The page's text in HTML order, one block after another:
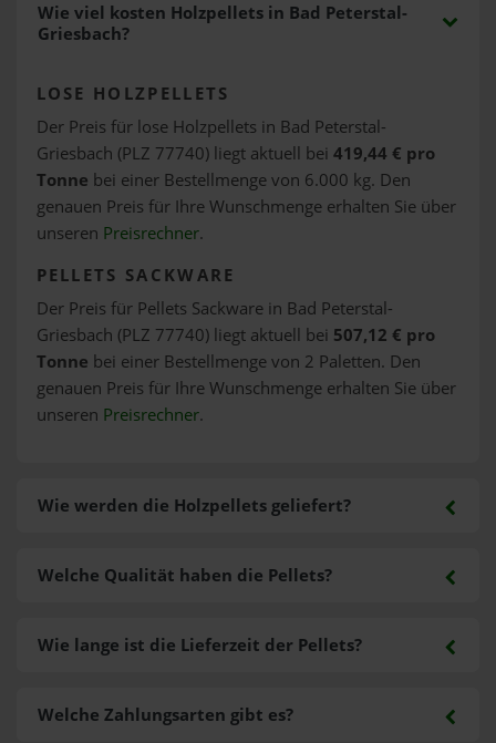
Wie viel kosten Holzpellets in Bad Peterstal-
Griesbach?
LOSE HOLZPELLETS
Der Preis für lose Holzpellets in Bad Peterstal-
Griesbach (PLZ 77740) liegt aktuell bei 419,44 € pro
Tonne bei einer Bestellmenge von 6.000 kg. Den
genauen Preis für Ihre Wunschmenge erhalten Sie über
unseren Preisrechner.
PELLETS SACKWARE
Der Preis für Pellets Sackware in Bad Peterstal-
Griesbach (PLZ 77740) liegt aktuell bei 507,12 € pro
Tonne bei einer Bestellmenge von 2 Paletten. Den
genauen Preis für Ihre Wunschmenge erhalten Sie über
unseren Preisrechner.
Wie werden die Holzpellets geliefert?
Welche Zahlungsarten gibt es?
Welche Qualität haben die Pellets?
Wie lange ist die Lieferzeit der Pellets?